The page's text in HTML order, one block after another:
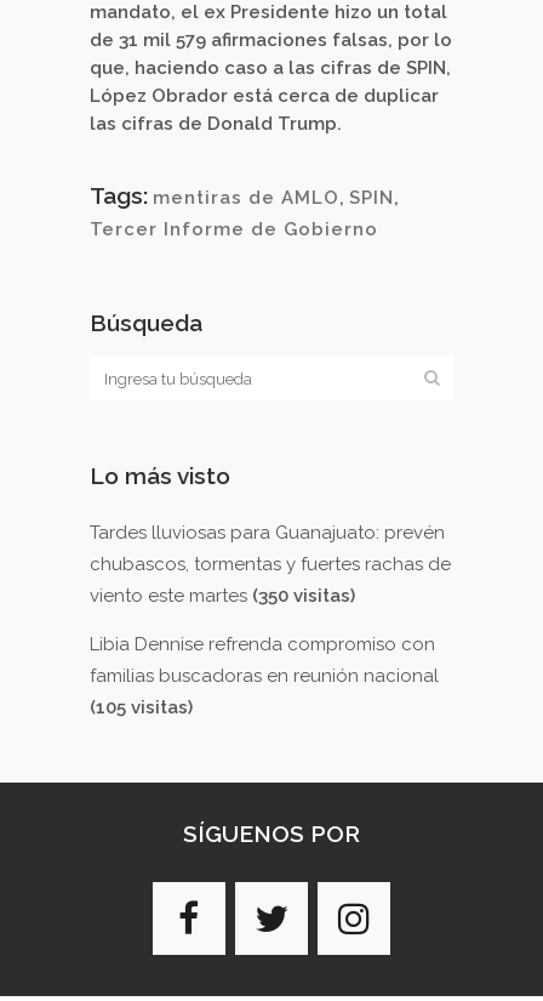
mandato, el ex Presidente hizo un total
de 31 mil 579 afirmaciones falsas, por lo
que, haciendo caso a las cifras de SPIN,
López Obrador está cerca de duplicar
las cifras de Donald Trump.
Tags: mentiras de AMLO, SPIN ,
Tercer Informe de Gobierno
Búsqueda
Lo más visto
Tardes lluviosas para Guanajuato: prevén
chubascos, tormentas y fuertes rachas de
viento este martes (350 visitas)
Libia Dennise refrenda compromiso con
familias buscadoras en reunión nacional
(105 visitas)
SÍGUENOS POR